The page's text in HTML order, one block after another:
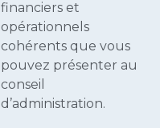
financiers et
opérationnels
cohérents que vous
pouvez présenter au
conseil
d’administration.